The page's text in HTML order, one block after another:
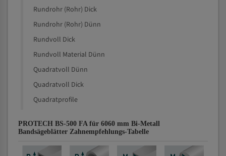
Rundrohr (Rohr) Dick
Rundrohr (Rohr) Dünn
Rundvoll Dick
Rundvoll Material Dünn
Quadratvoll Dünn
Quadratvoll Dick
Quadratprofile
PROTECH BS-500 FA für 6060 mm Bi-Metall
Bandsägeblätter Zahnempfehlungs-Tabelle